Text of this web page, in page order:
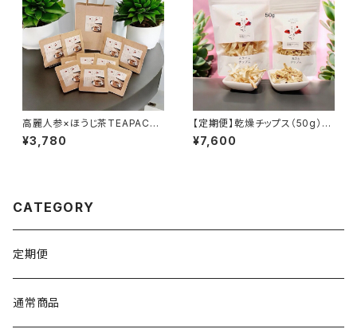
高麗人参×ほうじ茶TEAPACK
10
¥3,780
【定期便】乾燥チップス（50g）
（送料無料）
¥7,600
CATEGORY
定期便
通常商品